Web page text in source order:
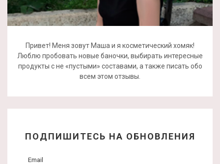
Привет! Меня зовут Маша и я косметический хомяк!
Люблю пробовать новые баночки, выбирать интересные
продукты с не «пустыми» составами, а также писать обо
всем этом отзывы.
ПОДПИШИТЕСЬ НА ОБНОВЛЕНИЯ
Email